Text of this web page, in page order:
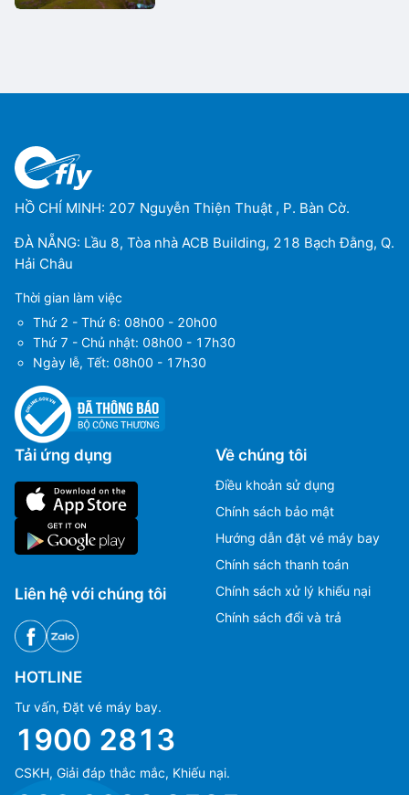
HỒ CHÍ MINH: 207 Nguyễn Thiện Thuật , P. Bàn Cờ.
ĐÀ NẴNG: Lầu 8, Tòa nhà ACB Building, 218 Bạch Đằng, Q.
Hải Châu
Thời gian làm việc
Thứ 2 - Thứ 6: 08h00 - 20h00
Thứ 7 - Chủ nhật: 08h00 - 17h30
Ngày lễ, Tết: 08h00 - 17h30
Tải ứng dụng
Liên hệ với chúng tôi
Về chúng tôi
Điều khoản sử dụng
Chính sách bảo mật
Hướng dẫn đặt vé máy bay
Chính sách thanh toán
Chính sách xử lý khiếu nại
Chính sách đổi và trả
HOTLINE
Tư vấn, Đặt vé máy bay.
1900 2813
CSKH, Giải đáp thắc mắc, Khiếu nại.